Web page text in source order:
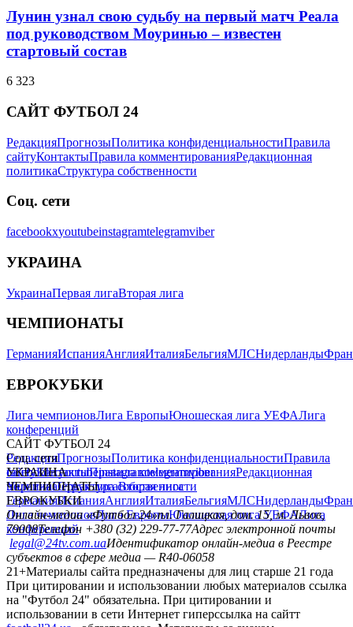
Лунин узнал свою судьбу на первый матч Реала
под руководством Моуринью – известен
стартовый состав
6 323
САЙТ ФУТБОЛ 24
РедакцияПрогнозыПолитика конфиденциальностиПравила
сайтуКонтактыПравила комментированияРедакционная
политикаСтруктура собственности
Соц. сети
facebookxyoutubeinstagramtelegramviber
УКРАИНА
УкраинаПервая лигаВторая лига
ЧЕМПИОНАТЫ
ГерманияИспанияАнглияИталияБельгияМЛСНидерланды
ЕВРОКУБКИ
Лига чемпионовЛига ЕвропыЮношеская лига УЕФАЛига
конференций
САЙТ ФУТБОЛ 24
РедакцияПрогнозыПолитика конфиденциальностиПравила
сайтуКонтактыПравила комментированияРедакционная
политикаСтруктура собственности
Соц. сети
facebookxyoutubeinstagramtelegramviber
УКРАИНА
УкраинаПервая лигаВторая лига
ЧЕМПИОНАТЫ
ГерманияИспанияАнглияИталияБельгияМЛСНидерланды
ЕВРОКУБКИ
Лига чемпионовЛига ЕвропыЮношеская лига УЕФАЛига
конференций
Онлайн-медиа «Футбол 24»пл. Галицкая, дом. 15, м. Львов,
79008Телефон +380 (32) 229-77-77Адрес электронной почты
legal@24tv.com.uaИдентификатор онлайн-медиа в Реестре
субъектов в сфере медиа — R40-06058
21+Материалы сайта предназначены для лиц старше 21 года
При цитировании и использовании любых материалов ссылка
на "Футбол 24" обязательна. При цитировании и
использовании в сети Интернет гиперссылка на сайтт